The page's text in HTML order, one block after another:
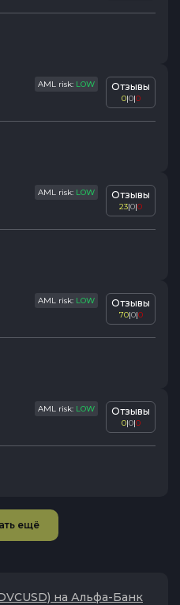
AML risk: LOW Отзывы
0|0|0
AML risk: LOW Отзывы
23|0|0
AML risk: LOW Отзывы
70|0|0
AML risk: LOW Отзывы
0|0|0
ещё
на Альфа-Банк